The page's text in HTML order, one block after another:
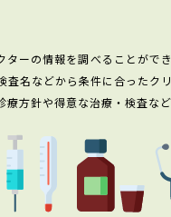
ーの情報を調べることがで
名などから条件に合ったク
方針や得意な治療・検査など